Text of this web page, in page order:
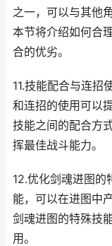
之一，可以与其他
本节将介绍如何合
合的优劣。
11.技能配合与连招
和连招的使用可以
技能之间的配合方
挥最佳战斗能力。
12.优化剑魂进图的
能，可以在进图中
剑魂进图的特殊技
用。